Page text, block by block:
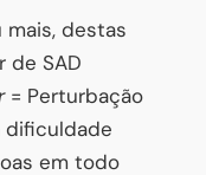
mais, destas
de SAD
= Perturbação
dificuldade
em todo